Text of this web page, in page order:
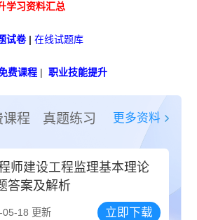
学习资料汇总
试卷|在线试题库
费课程 | 职业技能提升
课程 真题练习 更多资料
师建设工程监理基本理论
答案及解析
05-18 更新 立即下载